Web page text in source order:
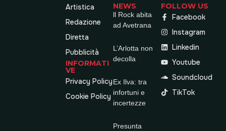
Artistica
Redazione
Diretta
Pubblicità
INFORMATI
VE
Privacy Policy
Cookie Policy
NEWS
ll Rock abita
ad Avetrana
L’Arlotta non
decolla
Ex Ilva: tra
infortuni e
incertezze
Presunta
FOLLOW US
Facebook
Instagram
Linkedin
Youtube
Soundcloud
TikTok